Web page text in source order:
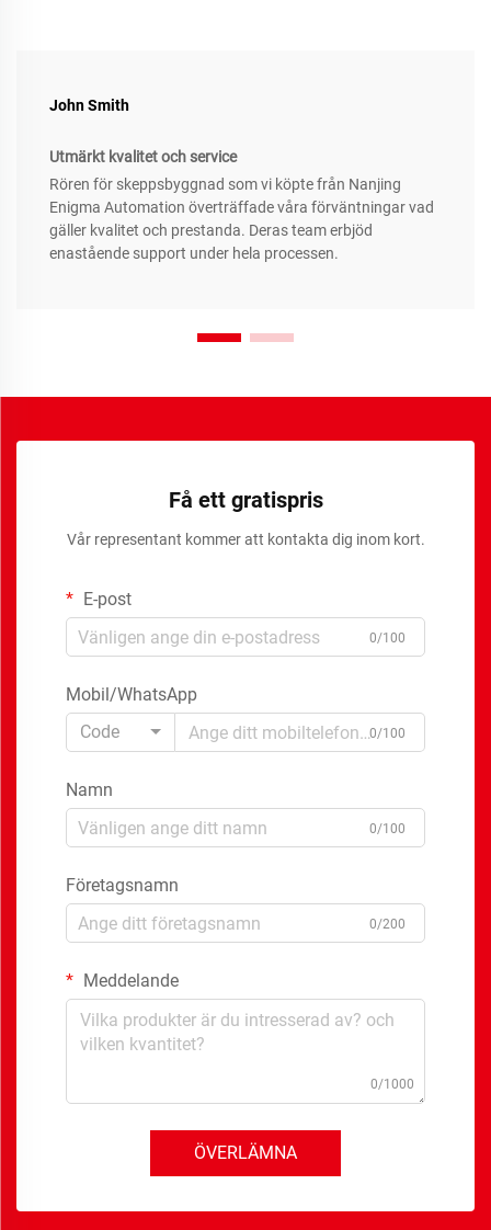
John Smith
Utmärkt kvalitet och service
Rören för skeppsbyggnad som vi köpte från Nanjing
Enigma Automation överträffade våra förväntningar vad
gäller kvalitet och prestanda. Deras team erbjöd
enastående support under hela processen.
Få ett gratispris
Vår representant kommer att kontakta dig inom kort.
E-post
0/100
Mobil/WhatsApp
Code
0/100
Namn
0/100
Företagsnamn
0/200
Meddelande
0/1000
ÖVERLÄMNA